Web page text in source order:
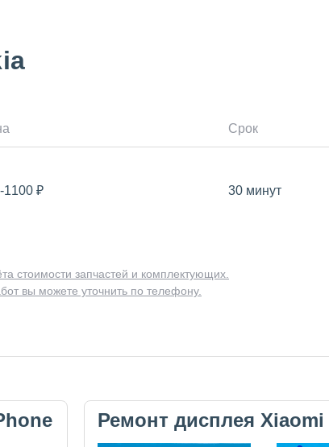
Срок
1100₽ 30 минут
стоимости запчастей и комплектующих.
вы можете уточнить по телефону.
Ремонт дисплея Xiaomi